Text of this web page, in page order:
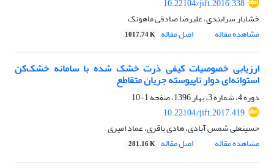
10.22104/jift.2016.338
خشایار سرابندی، علیرضا صادقی ماهونک
مشاهده مقاله
اصل مقاله 1017.74 K
ارزیابی خصوصیات کیفی ذرت خشک شده با سامانه خشک‌کن
استوانه‌ای دوار ناپیوسته جریان متقاطع
دوره 4، شماره 3، بهار 1396، صفحه
1-10
10.22104/jift.2017.419
حسینعلی شمس آبادی، هادی باقری، عماد امیری
مشاهده مقاله
اصل مقاله 281.16 K